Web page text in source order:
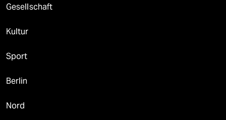
Gesellschaft
Kultur
Sport
Berlin
Nord